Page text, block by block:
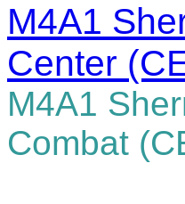
M4A1
Center
M4A1
Combat